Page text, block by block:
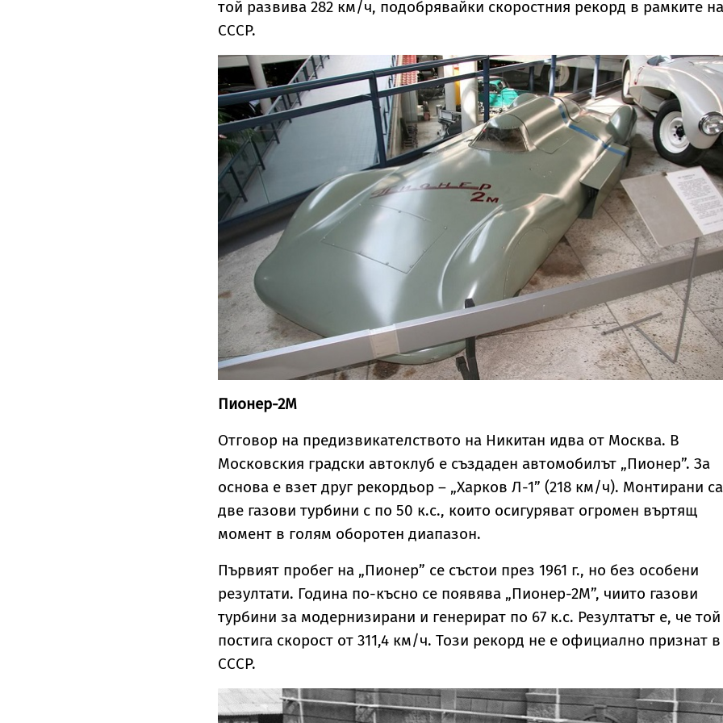
той развива 282 км/ч, подобрявайки скоростния рекорд в рамките на
СССР.
Пионер-2М
Отговор на предизвикателството на Никитан идва от Москва. В
Московския градски автоклуб е създаден автомобилът „Пионер”. За
основа е взет друг рекордьор – „Харков Л-1” (218 км/ч). Монтирани са
две газови турбини с по 50 к.с., които осигуряват огромен въртящ
момент в голям оборотен диапазон.
Първият пробег на „Пионер” се състои през 1961 г., но без особени
резултати. Година по-късно се появява „Пионер-2М”, чиито газови
турбини за модернизирани и генерират по 67 к.с. Резултатът е, че той
постига скорост от 311,4 км/ч. Този рекорд не е официално признат в
СССР.